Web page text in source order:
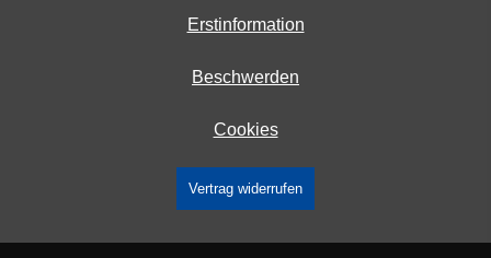
Erstinformation
Beschwerden
Cookies
Vertrag widerrufen